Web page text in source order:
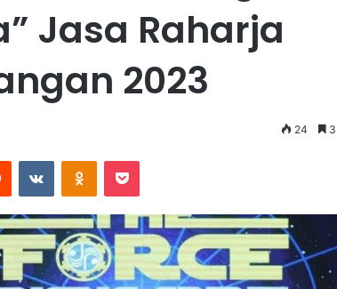
Jasa Raharja
2023
24
Reddit VKontakteOdnoklassniki
Pocket